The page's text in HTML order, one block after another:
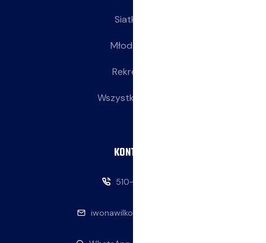
Siatkarki
Młodziczki
Rekreacja
Wszystkie wpisy
KONTAKT
510-146-069
iwonawilkowska@interia.pl